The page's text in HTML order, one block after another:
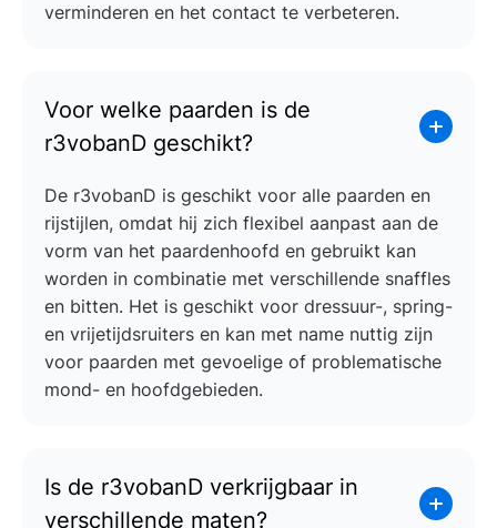
verminderen en het contact te verbeteren.
Voor welke paarden is de
r3vobanD geschikt?
De r3vobanD is geschikt voor alle paarden en
rijstijlen, omdat hij zich flexibel aanpast aan de
vorm van het paardenhoofd en gebruikt kan
worden in combinatie met verschillende snaffles
en bitten. Het is geschikt voor dressuur-, spring-
en vrijetijdsruiters en kan met name nuttig zijn
voor paarden met gevoelige of problematische
mond- en hoofdgebieden.
Is de r3vobanD verkrijgbaar in
verschillende maten?